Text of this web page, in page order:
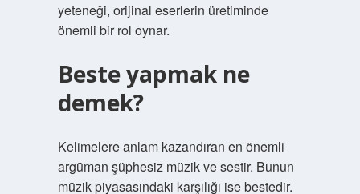
yeteneği, orijinal eserlerin üretiminde
önemli bir rol oynar.
Beste yapmak ne
demek?
Kelimelere anlam kazandıran en önemli
argüman şüphesiz müzik ve sestir. Bunun
müzik piyasasındaki karşılığı ise bestedir.